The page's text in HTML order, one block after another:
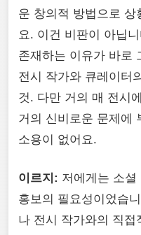
운 창의적 방법으로
요. 이건 비판이 아닙
존재하는 이유가 바로
전시 작가와 큐레이터
것. 다만 거의 매 전시
거의 신비로운 문제에
소용이 없어요.
이르지: 저에게는 소셜
홍보의 필요성이었습
나 전시 작가와의 직접